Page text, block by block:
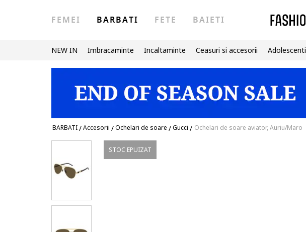
FEMEI BARBATI FETE BAIETI
NEW IN Imbracaminte Incaltaminte Ceasuri si accesorii Adolescenti
BARBATI/Accesorii /Ochelari de soare /Gucci / Ochelari de soare aviator, Auriu/Maro
STOC EPUIZAT